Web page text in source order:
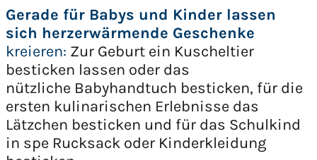
Gerade für Babys und Kinder lassen
sich herzerwärmende Geschenke
kreieren: Zur Geburt ein Kuscheltier
besticken lassen oder das
nützliche Babyhandtuch besticken, für die
ersten kulinarischen Erlebnisse das
Lätzchen besticken und für das Schulkind
in spe Rucksack oder Kinderkleidung